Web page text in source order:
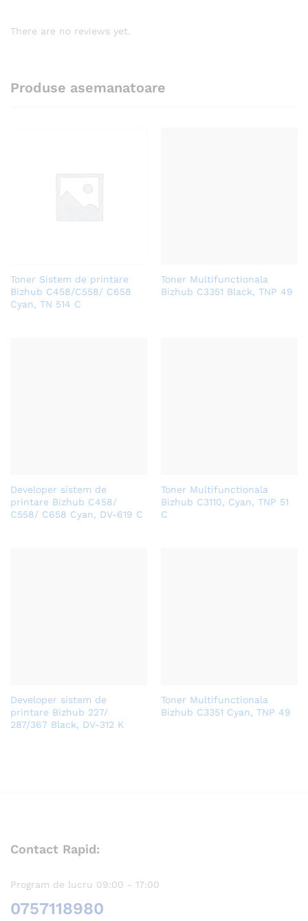
There are no reviews yet.
Produse asemanatoare
Toner Sistem de printare
Bizhub C458/C558/ C658
Cyan, TN 514 C
Toner Multifunctionala
Bizhub C3351 Black, TNP 49
Developer sistem de
printare Bizhub C458/
C558/ C658 Cyan, DV-619 C
Toner Multifunctionala
Bizhub C3110, Cyan, TNP 51
C
Developer sistem de
printare Bizhub 227/
287/367 Black, DV-312 K
Toner Multifunctionala
Bizhub C3351 Cyan, TNP 49
Contact Rapid:
Program de lucru 09:00 - 17:00
0757118980